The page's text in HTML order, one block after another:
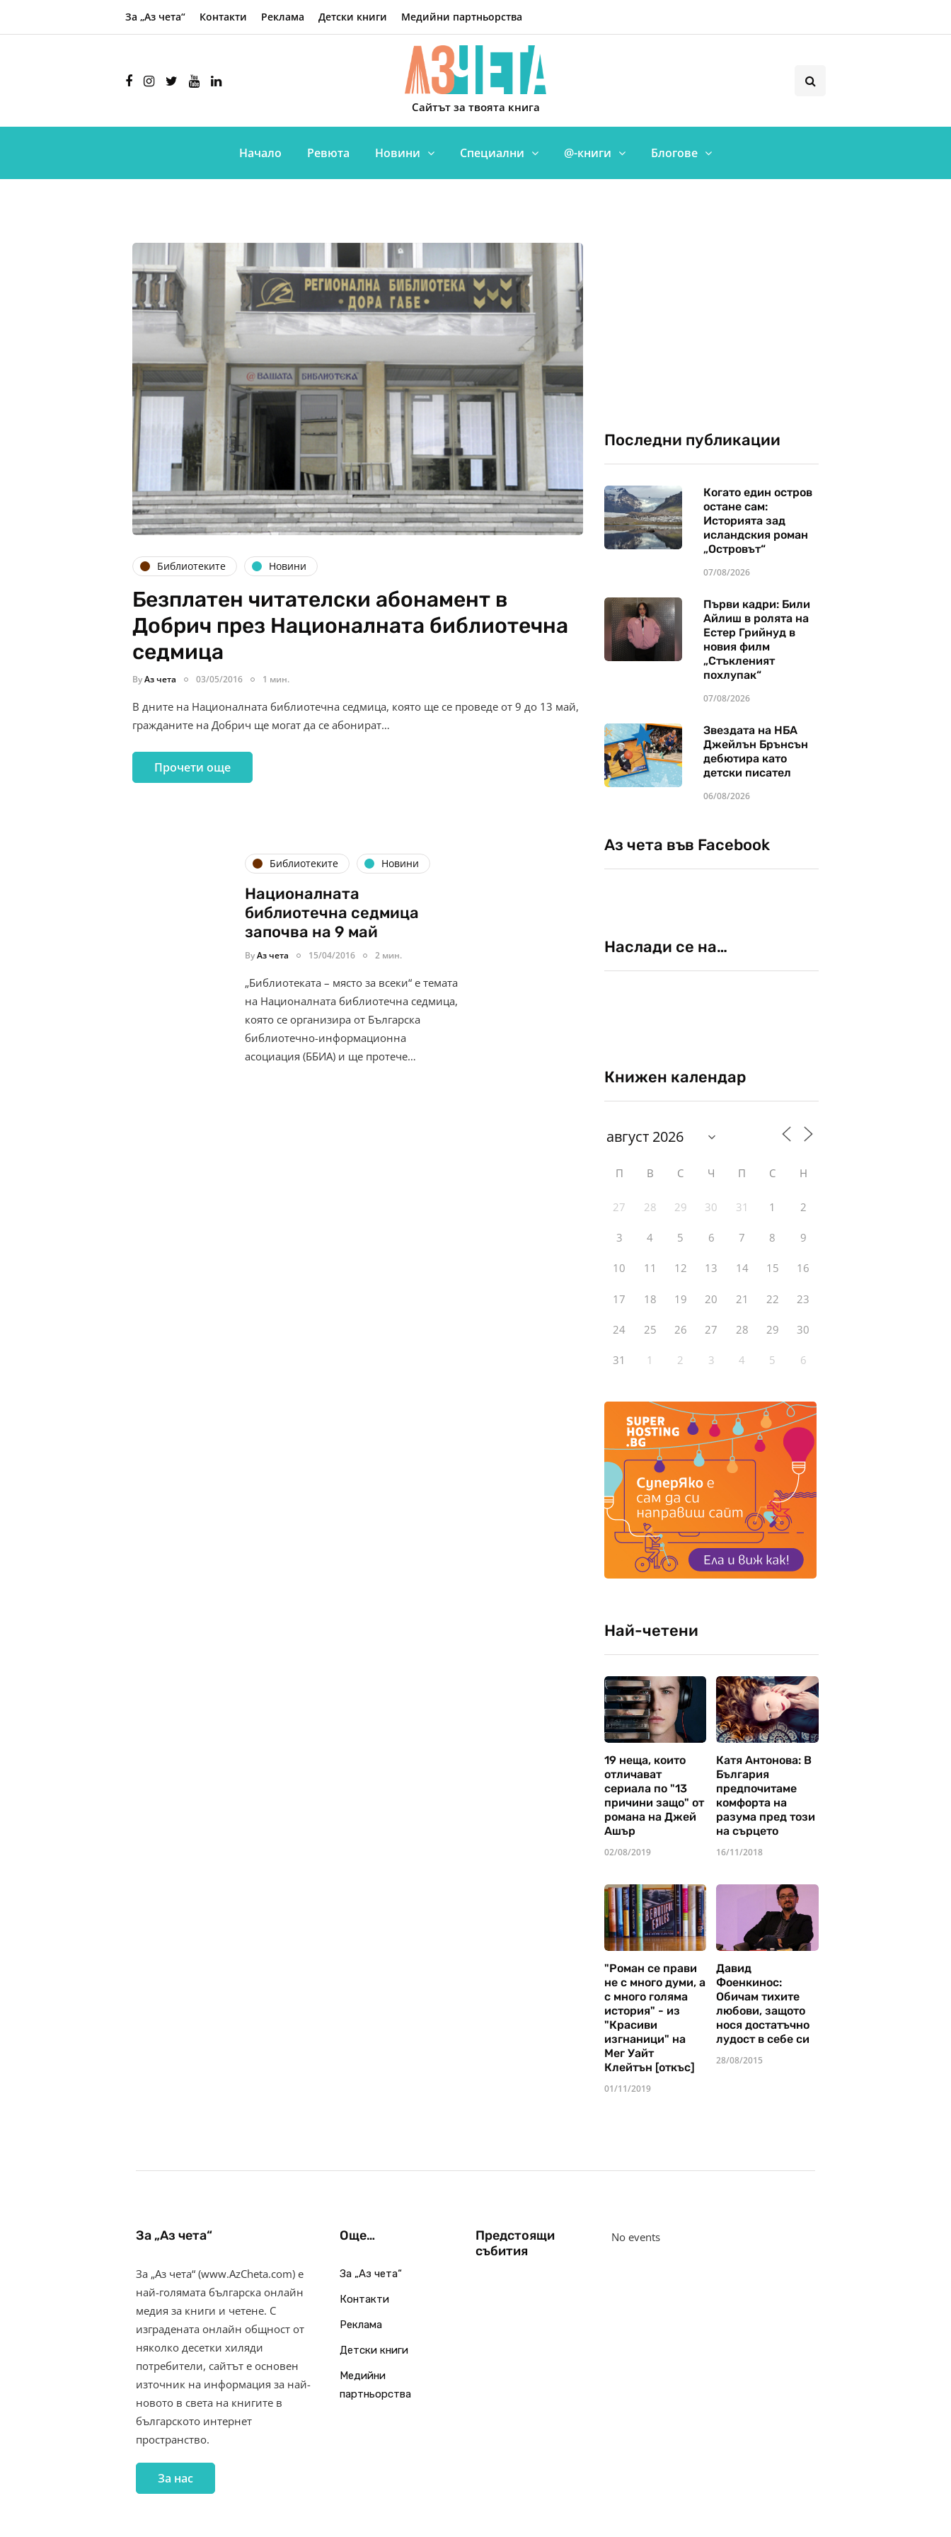
За „Аз чета“ Контакти Реклама Детски книги Медийни партньорства
Сайтът за твоята книга
Начало Ревюта Новини Специални @-книги Блогове
Библиотеките Новини
Безплатен читателски абонамент в
Добрич през Националната библиотечна
седмица
ByАз чета 03/05/2016 1 мин.
В дните на Националната библиотечна седмица, която ще се проведе от 9 до 13 май,
гражданите на Добрич ще могат да се абонират…
Прочети още
Библиотеките Новини
Националната
библиотечна седмица
започва на 9 май
ByАз чета 15/04/2016 2 мин.
„Библиотеката – място за всеки“ е темата
на Националната библиотечна седмица,
която се организира от Българска
библиотечно-информационна
асоциация (ББИА) и ще протече…
Последни публикации
Когато един остров
остане сам:
Историята зад
исландския роман
„Островът“
07/08/2026
Първи кадри: Били
Айлиш в ролята на
Естер Грийнуд в
новия филм
„Стъкленият
похлупак“
07/08/2026
Звездата на НБА
Джейлън Брънсън
дебютира като
детски писател
06/08/2026
Аз чета във Facebook
Наслади се на…
Книжен календар
П В С Ч П С Н
27 28 29 30 31 1 2
3 4 5 6 7 8 9
10 11 12 13 14 15 16
17 18 19 20 21 22 23
24 25 26 27 28 29 30
31 1 2 3 4 5 6
Най-четени
19 неща, които
отличават
сериала по "13
причини защо" от
романа на Джей
Ашър
02/08/2019
Катя Антонова: В
България
предпочитаме
комфорта на
разума пред този
на сърцето
16/11/2018
"Роман се прави
не с много думи, а
с много голяма
история" - из
"Красиви
изгнаници" на
Мег Уайт
Клейтън [откъс]
01/11/2019
Давид
Фоенкинос:
Обичам тихите
любови, защото
нося достатъчно
лудост в себе си
28/08/2015
За „Аз чета“
За „Аз чета“ (www.AzCheta.com) е
най-голямата българска онлайн
медия за книги и четене. С
изградената онлайн общност от
няколко десетки хиляди
потребители, сайтът е основен
източник на информация за най-
новото в света на книгите в
българското интернет
пространство.
За нас
Още…
За „Аз чета“
Контакти
Реклама
Детски книги
Медийни
партньорства
Предстоящи
събития
No events